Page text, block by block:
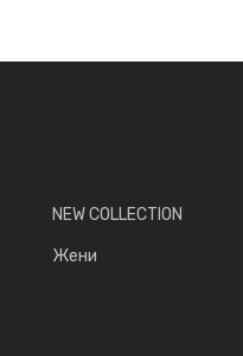
NEW COLLECTION
Жени